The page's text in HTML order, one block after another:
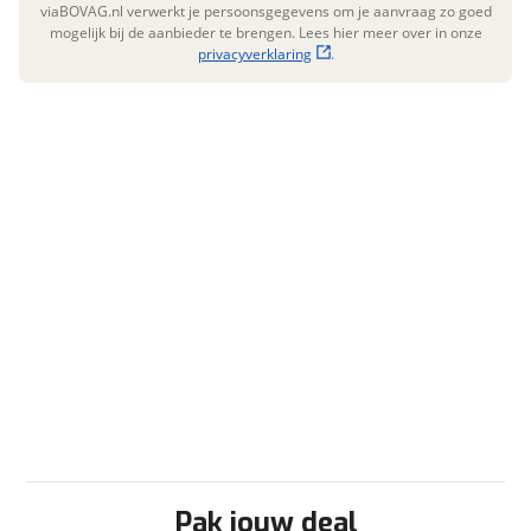
Bearlock
Turbo diesel
Verwarmde buitenspiegels
Pak jouw deal
viaBOVAG.nl verwerkt je persoonsgegevens om je aanvraag zo goed
mogelijk bij de aanbieder te brengen. Lees hier meer over in onze
privacyverklaring
.